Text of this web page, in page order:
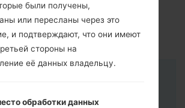
были получены,
или пересланы через это
и подтверждают, что они имеют
стороны на
её данных владельцу.
обработки данных